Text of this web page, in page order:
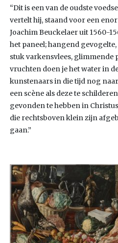
“Dit is een van de oudste
vertelt hij, staand voor een
Joachim Beuckelaer uit 1560-
het paneel; hangend
stuk varkensvlees, glimmende
vruchten doen je het water in
kunstenaars in die tijd nog
een scène als deze te
gevonden te hebben in
die rechtsboven klein zijn
gaan.”